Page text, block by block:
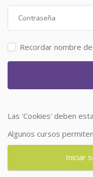
Recordar nombre
Las 'Cookies' deben
Algunos cursos
Iniciar